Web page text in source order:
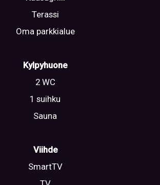
Terassi
Oma parkkialue
Kylpyhuone
2 WC
1 suihku
Sauna
Viihde
SmartTV